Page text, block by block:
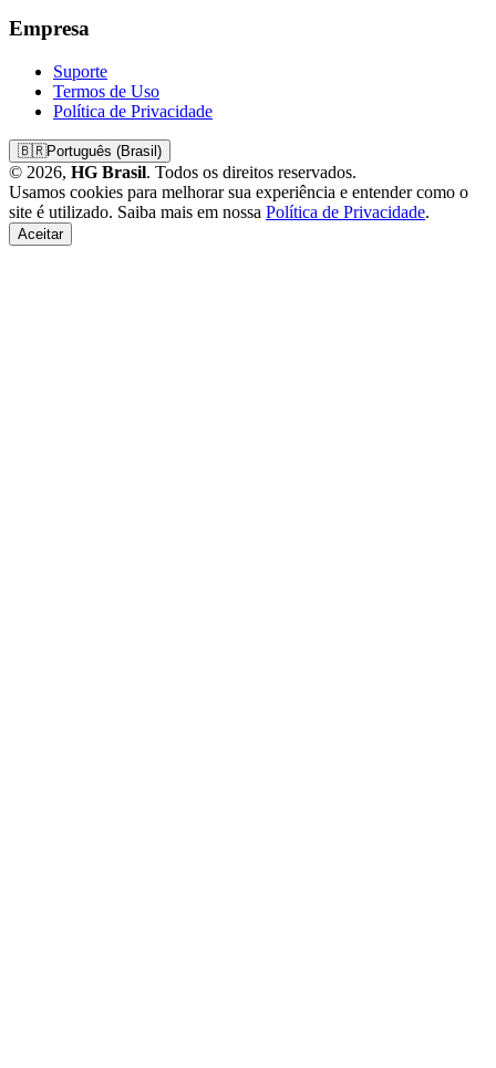
Empresa
Suporte
Termos de Uso
Política de Privacidade
🇧🇷Português (Brasil)
© 2026, HG Brasil. Todos os direitos reservados.
Usamos cookies para melhorar sua experiência e entender como o
site é utilizado. Saiba mais em nossa Política de Privacidade.
Aceitar